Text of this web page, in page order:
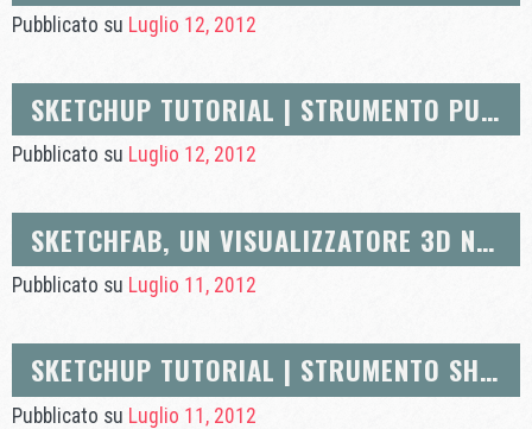
Pubblicato su Luglio 12, 2012
SKETCHUP TUTORIAL | STRUMENTO PUSH/PULL E METRE
Pubblicato su Luglio 12, 2012
SKETCHFAB, UN VISUALIZZATORE 3D NEL TUO BROWSER
Pubblicato su Luglio 11, 2012
SKETCHUP TUTORIAL | STRUMENTO SHIFT E CANCELLA
Pubblicato su Luglio 11, 2012